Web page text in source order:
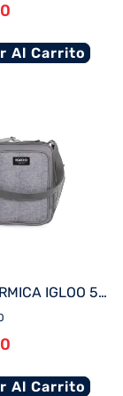
Al Carrito
BOLSA TERMICA IGLOO 5 LATAS VERTICAL LUNCH 5 GRIS 63133
Al Carrito